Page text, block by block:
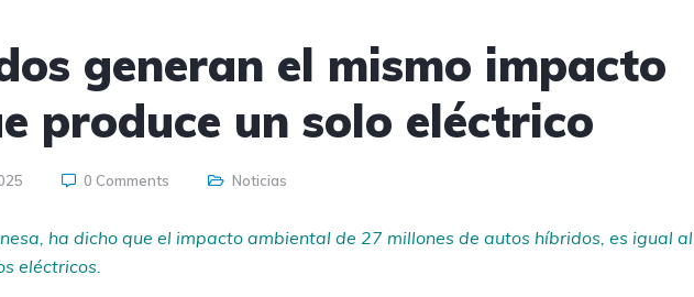
generan el mismo impacto
produce un solo eléctrico
0 Comments Noticias
ha dicho que el impacto ambiental de 27 millones de autos híbridos, es igual al
eléctricos.